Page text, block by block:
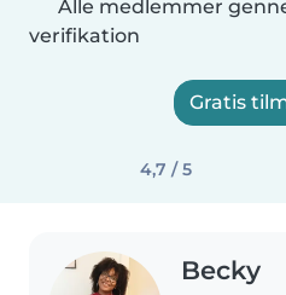
Alle medlemmer
verifikation
Gratis
4,7 / 5
Becky